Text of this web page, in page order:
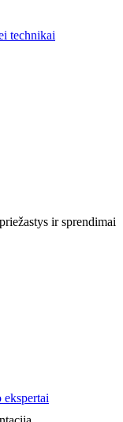
technikai
ir sprendimai